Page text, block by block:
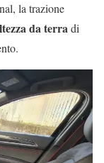
la trazione
da terradi